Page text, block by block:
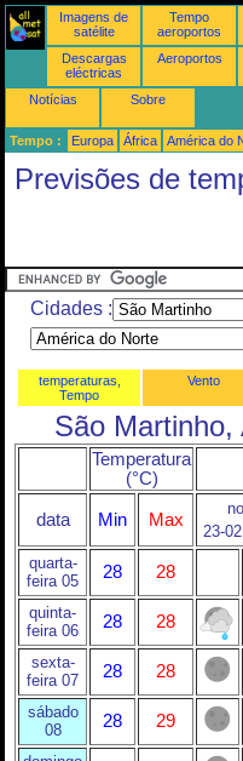
Imagens de
satélite
Tempo
aeroportos
Descargas
eléctricas
Aeroportos
Notícias Sobre
Tempo : Europa África América do
Previsões de
Cidades :
temperaturas,
Tempo
Vento
São Martinho,
Temperatura
(°C)
data Min Max
23-02
quarta-
feira 05
28 28
quinta-
feira 06
28 28
sexta-
feira 07
28 28
sábado
08
28 29